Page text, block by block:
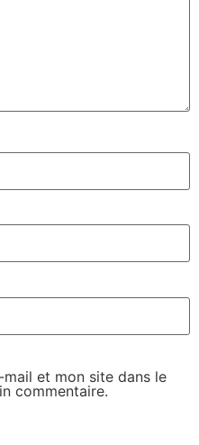
et mon site dans le
commentaire.